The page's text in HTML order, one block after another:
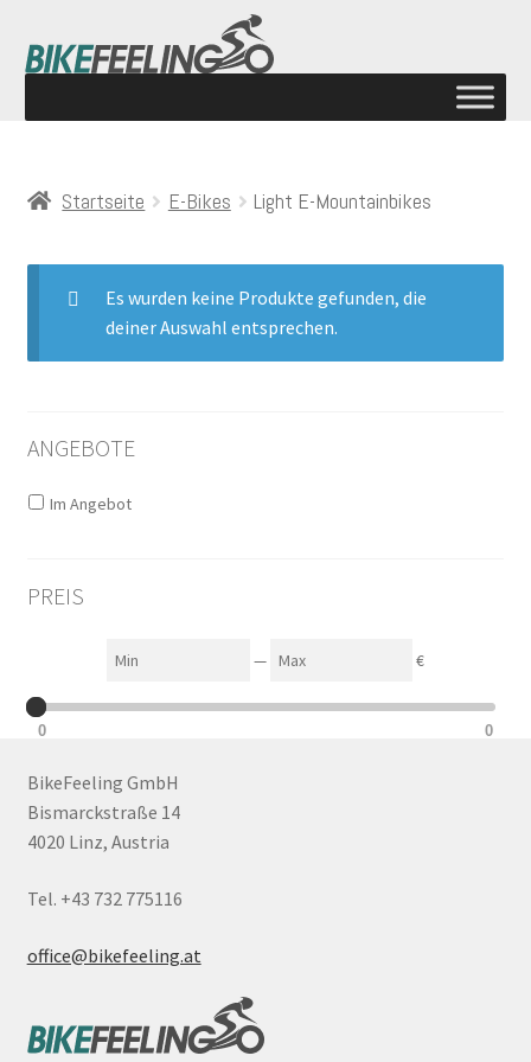
Startseite E-Bikes Light E-Mountainbikes
Es wurden keine Produkte gefunden, die
deiner Auswahl entsprechen.
ANGEBOTE
Im Angebot
PREIS
Min — Max €
0 0
BikeFeeling GmbH
Bismarckstraße 14
4020 Linz, Austria
Tel. +43 732 775116
office@bikefeeling.at